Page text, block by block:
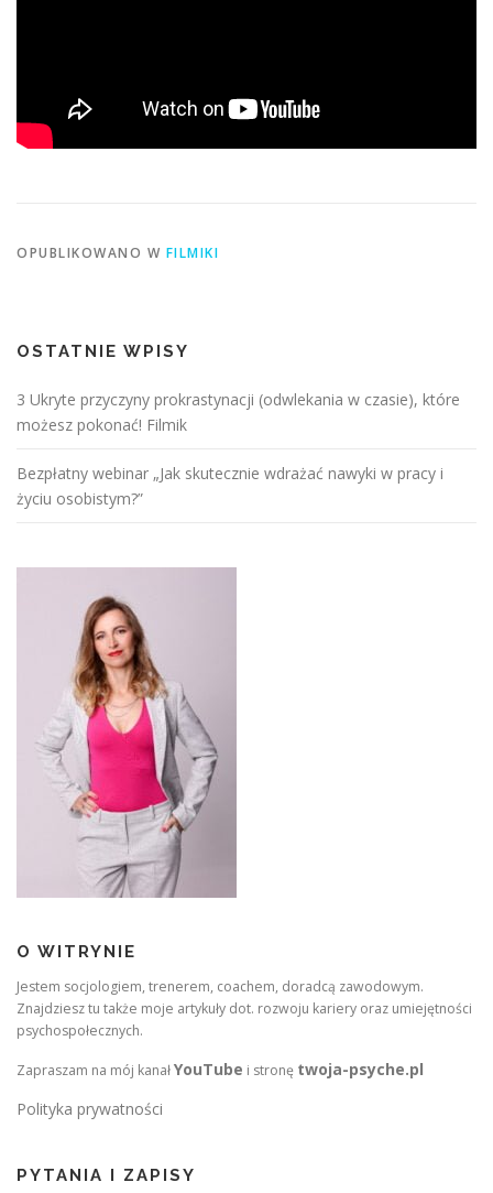
OPUBLIKOWANO W FILMIKI
OSTATNIE WPISY
3 Ukryte przyczyny prokrastynacji (odwlekania w czasie), które
możesz pokonać! Filmik
Bezpłatny webinar „Jak skutecznie wdrażać nawyki w pracy i
życiu osobistym?”
O WITRYNIE
Jestem socjologiem, trenerem, coachem, doradcą zawodowym.
Znajdziesz tu także moje artykuły dot. rozwoju kariery oraz umiejętności
psychospołecznych.
Zapraszam na mój kanałYouTube i stronę twoja-psyche.pl
Polityka prywatności
PYTANIA I ZAPISY